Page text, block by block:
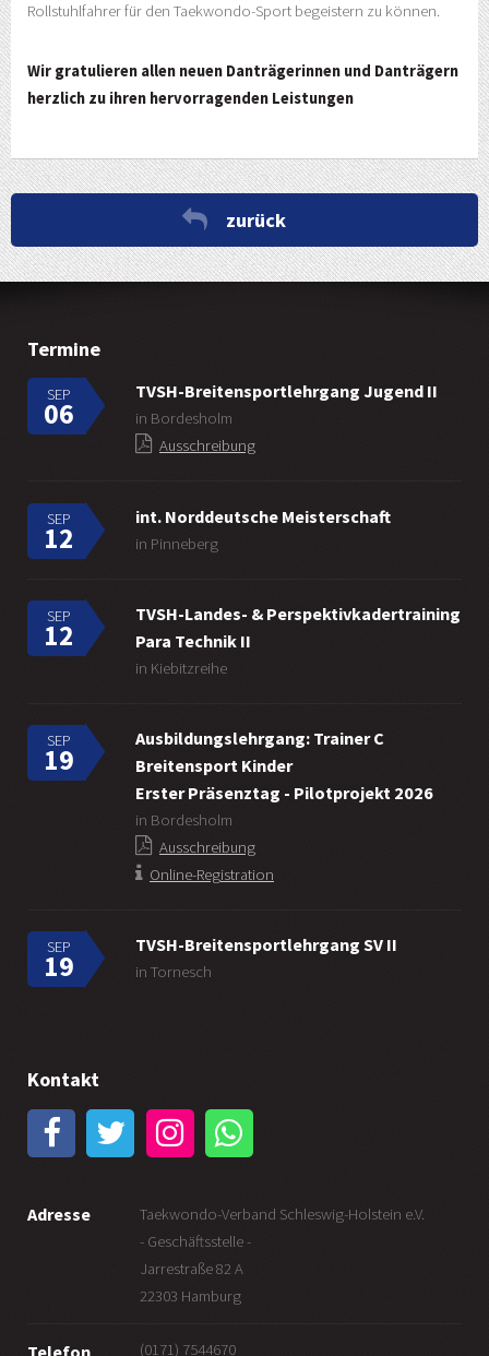
Rollstuhlfahrer für den Taekwondo-Sport begeistern zu können.
Wir gratulieren allen neuen Danträgerinnen und Danträgern
herzlich zu ihren hervorragenden Leistungen
zurück
Termine
SEP
06
TVSH-Breitensportlehrgang Jugend II
in Bordesholm
Ausschreibung
SEP
12
int. Norddeutsche Meisterschaft
in Pinneberg
SEP
12
TVSH-Landes- & Perspektivkadertraining
Para Technik II
in Kiebitzreihe
SEP
19
Ausbildungslehrgang: Trainer C
Breitensport Kinder
Erster Präsenztag - Pilotprojekt 2026
in Bordesholm
Ausschreibung
Online-Registration
SEP
19
TVSH-Breitensportlehrgang SV II
in Tornesch
Kontakt
Adresse
Taekwondo-Verband Schleswig-Holstein e.V.
- Geschäftsstelle -
Jarrestraße 82 A
22303 Hamburg
Telefon (0171) 7544670